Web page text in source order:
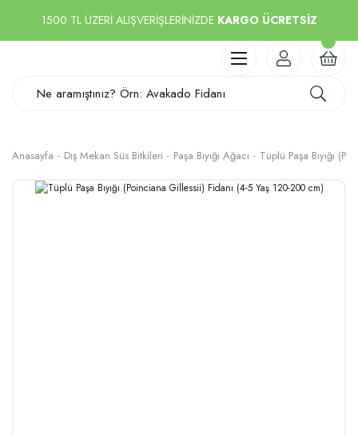
1500 TL ÜZERİ ALIŞVERİŞLERİNİZDE KARGO ÜCRETSİZ
Anasayfa Dış Mekan Süs Bitkileri Paşa Bıyığı Ağacı Tüplü Paşa Bıyığı